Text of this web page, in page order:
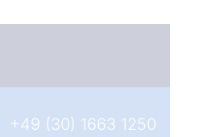
+49 (30) 1663 1250